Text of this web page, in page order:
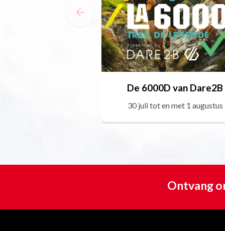
De 6000D van Dare2B
30 juli tot en met 1 augustus
Ontvang